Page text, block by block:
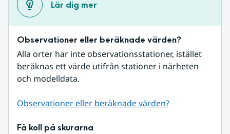
Lär dig mer
Observationer eller beräknade värden?
Alla orter har inte observationsstationer, istället
beräknas ett värde utifrån stationer i närheten
och modelldata.
Observationer eller beräknade värden?
Få koll på skurarna